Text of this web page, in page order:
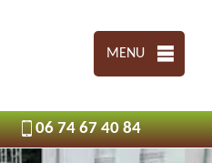
MENU
06 74 67 40 84